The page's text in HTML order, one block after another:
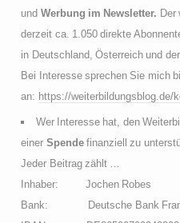
und Werbung im Newsletter. Der
derzeit ca. 1.050 direkte
in Deutschland, Österreich und
Bei Interesse sprechen Sie mich
an: https://weiterbildungsblog.de/
Wer Interesse hat, den
einer Spendefinanziell zu
Jeder Beitrag zählt …
Inhaber: Jochen Robes
Bank: Deutsche Bank